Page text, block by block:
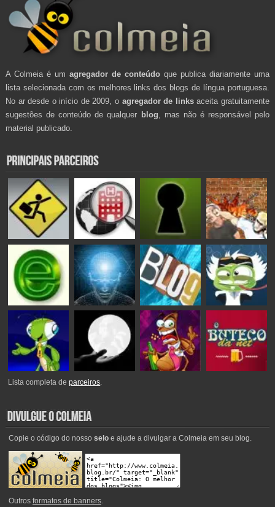
A Colmeia é um agregador de conteúdo que publica diariamente uma
lista selecionada com os melhores links dos blogs de língua portuguesa.
No ar desde o início de 2009, o agregador de linksaceita gratuitamente
sugestões de conteúdo de qualquer blog , mas não é responsável pelo
material publicado.
Lista completa deparceiros.
Copie o código do nosso seloe ajude a divulgar a Colmeia em seu blog.
Outros formatos de banners.